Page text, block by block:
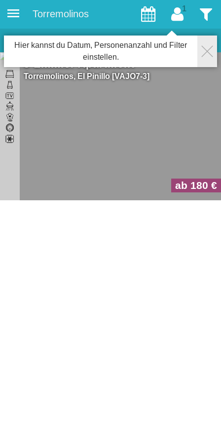
Torremolinos
Gäste
Filter
Hier kannst du Datum, Personenanzahl und Filter
einstellen.
Schließen
Objekte
Torremolinos El Pinillo VAJO7-3
ab 180